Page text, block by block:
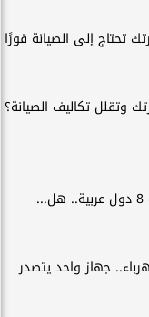
تحتاج إلى الصيانة فورًا
وتقلل تكاليف الصيانة؟
جهاز واحد يتصدر